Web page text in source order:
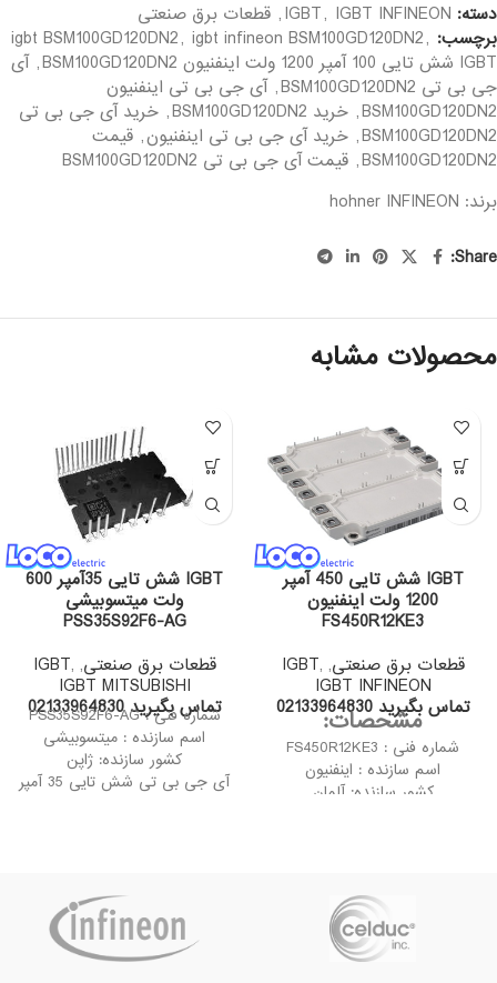
دسته: IGBT, IGBT INFINEON
, قطعات برق صنعتی
برچسب:
igbt BSM100GD120DN2, igbt infineon BSM100GD120DN2,
IGBT شش تایی 100 آمپر 1200 ولت اینفنیون BSM100GD120DN2
, آی
جی بی تی BSM100GD120DN2
, آی جی بی تی اینفنیون
BSM100GD120DN2
, خرید BSM100GD120DN2 , خرید آی جی بی تی
BSM100GD120DN2
, خرید آی جی بی تی اینفنیون, قیمت
BSM100GD120DN2
, قیمت آی جی بی تی BSM100GD120DN2
برند: hohner INFINEON
Share:
محصولات مشابه
IGBT شش تایی 450 آمپر
1200 ولت اینفنیون
FS450R12KE3
قطعات برق صنعتی,
IGBT,
IGBT INFINEON
تماس بگیرید 02133964830مشحصات:
شماره فنی : FS450R12KE3
اسم سازنده : اینفنیون
کشور سازنده: آلمان
FS450R12KE3 به دلیل تثبیت
کارایی فوق العاده ای که دارد می
تواند در سوئیچینگ های بسیار بالا
مورد استفاده قرار گیرد.
IGBT شش تایی 35آمپر 600
ولت میتسوبیشی
PSS35S92F6-AG
قطعات برق صنعتی,
IGBT,
IGBT MITSUBISHI
تماس بگیرید 02133964830
شماره فنی : PSS35S92F6-AG
اسم سازنده : میتسوبیشی
کشور سازنده: ژاپن
آی جی بی تی شش تایی 35 آمپر
مورد استفاده قرار گیرد.